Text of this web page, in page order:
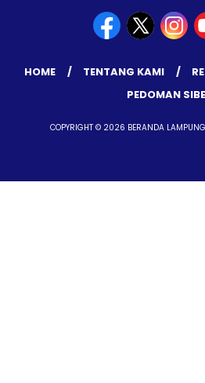
HOME TENTANG KAMI
PEDOMAN
COPYRIGHT © 2026 BERANDA